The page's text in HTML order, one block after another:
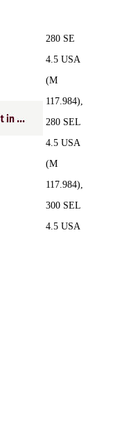
280 SE
4.5 USA
(M
117.984),
280 SEL
4.5 USA
(M
117.984),
300 SEL
4.5 USA